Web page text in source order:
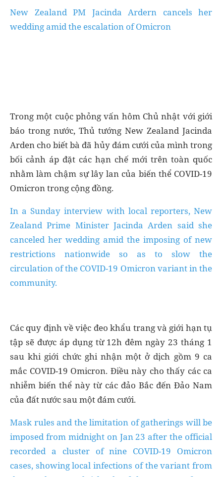
New Zealand PM Jacinda Ardern cancels her
wedding amid the escalation of Omicron
Trong một cuộc phỏng vấn hôm Chủ nhật với giới
báo trong nước, Thủ tướng New Zealand Jacinda
Arden cho biết bà đã hủy đám cưới của mình trong
bối cảnh áp đặt các hạn chế mới trên toàn quốc
nhằm làm chậm sự lây lan của biến thể COVID-19
Omicron trong cộng đồng.
In a Sunday interview with local reporters, New
Zealand Prime Minister Jacinda Arden said she
canceled her wedding amid the imposing of new
restrictions nationwide so as to slow the
circulation of the COVID-19 Omicron variant in the
community.
Các quy định về việc đeo khẩu trang và giới hạn tụ
tập sẽ được áp dụng từ 12h đêm ngày 23 tháng 1
sau khi giới chức ghi nhận một ở dịch gồm 9 ca
mắc COVID-19 Omicron. Điều này cho thấy các ca
nhiễm biến thể này từ các đảo Bắc đến Đảo Nam
của đất nước sau một đám cưới.
Mask rules and the limitation of gatherings will be
imposed from midnight on Jan 23 after the official
recorded a cluster of nine COVID-19 Omicron
cases, showing local infections of the variant from